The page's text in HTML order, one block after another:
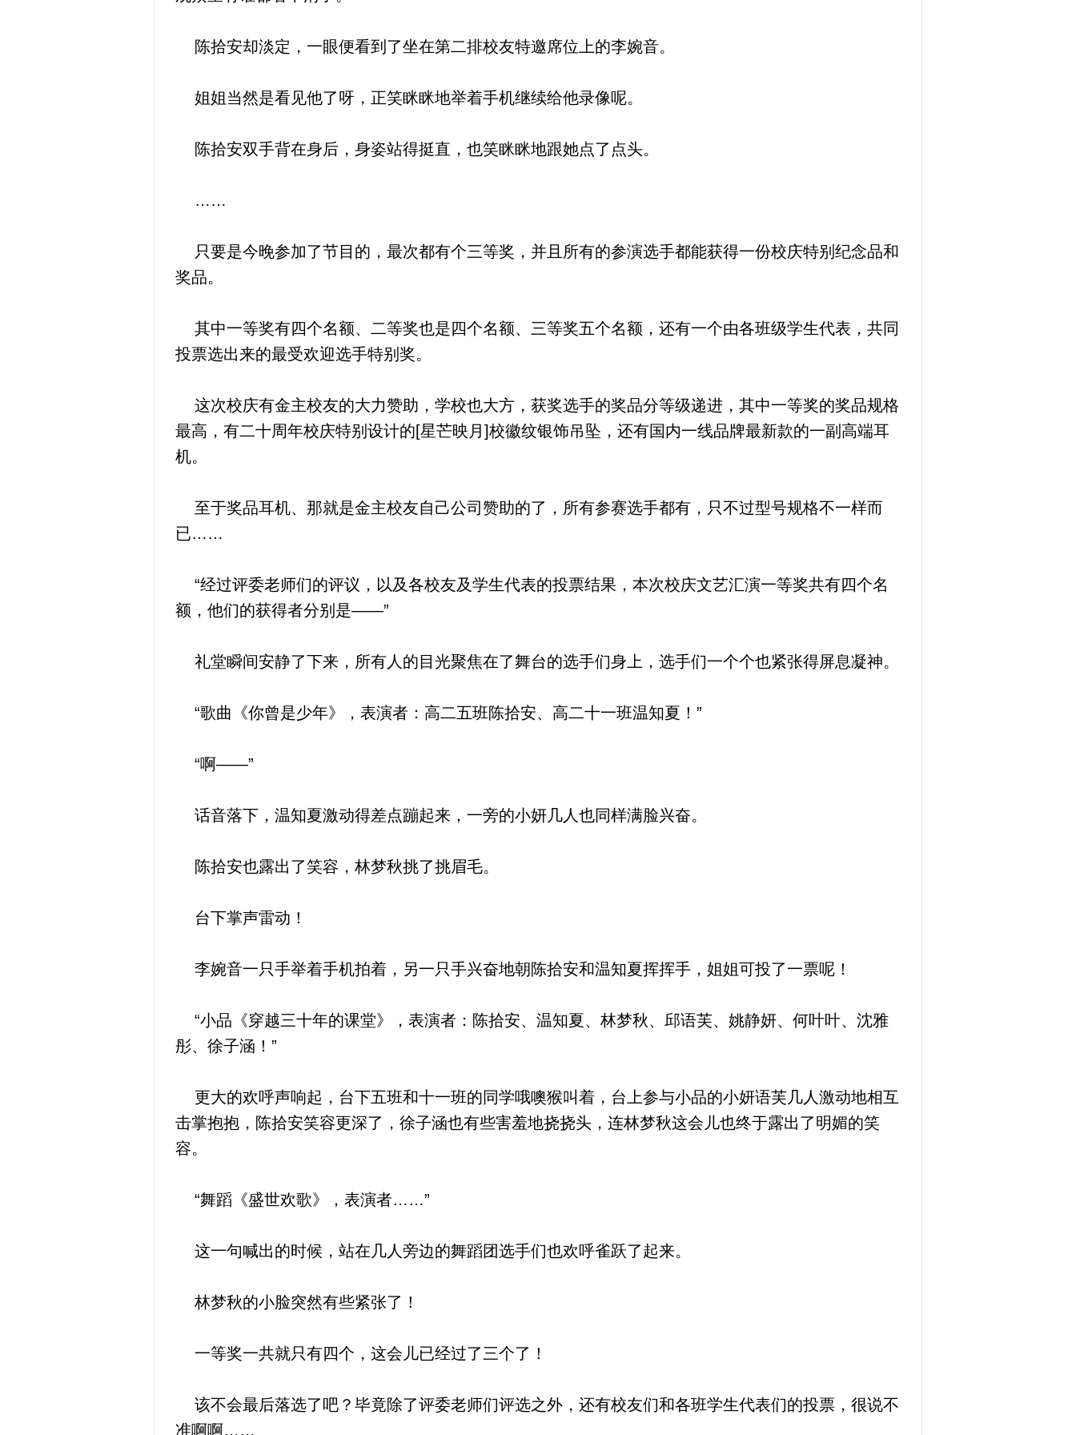
陈拾安却淡定，一眼便看到了坐在第二排校友特邀席位上的李婉音。
姐姐当然是看见他了呀，正笑眯眯地举着手机继续给他录像呢。
陈拾安双手背在身后，身姿站得挺直，也笑眯眯地跟她点了点头。
……
只要是今晚参加了节目的，最次都有个三等奖，并且所有的参演选手都能获得一份校庆特别纪念品和
奖品。
其中一等奖有四个名额、二等奖也是四个名额、三等奖五个名额，还有一个由各班级学生代表，共同
投票选出来的最受欢迎选手特别奖。
这次校庆有金主校友的大力赞助，学校也大方，获奖选手的奖品分等级递进，其中一等奖的奖品规格
最高，有二十周年校庆特别设计的[星芒映月]校徽纹银饰吊坠，还有国内一线品牌最新款的一副高端耳
机。
至于奖品耳机、那就是金主校友自己公司赞助的了，所有参赛选手都有，只不过型号规格不一样而
已……
“经过评委老师们的评议，以及各校友及学生代表的投票结果，本次校庆文艺汇演一等奖共有四个名
额，他们的获得者分别是——”
礼堂瞬间安静了下来，所有人的目光聚焦在了舞台的选手们身上，选手们一个个也紧张得屏息凝神。
“歌曲《你曾是少年》，表演者：高二五班陈拾安、高二十一班温知夏！”
“啊——”
话音落下，温知夏激动得差点蹦起来，一旁的小妍几人也同样满脸兴奋。
陈拾安也露出了笑容，林梦秋挑了挑眉毛。
台下掌声雷动！
李婉音一只手举着手机拍着，另一只手兴奋地朝陈拾安和温知夏挥挥手，姐姐可投了一票呢！
“小品《穿越三十年的课堂》，表演者：陈拾安、温知夏、林梦秋、邱语芙、姚静妍、何叶叶、沈雅
彤、徐子涵！”
更大的欢呼声响起，台下五班和十一班的同学哦噢猴叫着，台上参与小品的小妍语芙几人激动地相互
击掌抱抱，陈拾安笑容更深了，徐子涵也有些害羞地挠挠头，连林梦秋这会儿也终于露出了明媚的笑
容。
“舞蹈《盛世欢歌》，表演者……”
这一句喊出的时候，站在几人旁边的舞蹈团选手们也欢呼雀跃了起来。
林梦秋的小脸突然有些紧张了！
一等奖一共就只有四个，这会儿已经过了三个了！
该不会最后落选了吧？毕竟除了评委老师们评选之外，还有校友们和各班学生代表们的投票，很说不
准啊啊……